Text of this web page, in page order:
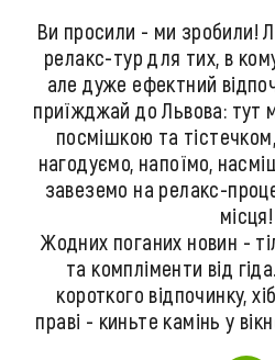
Ви просили - ми зробили!
релакс-тур для тих, в
але дуже ефектний
приїжджай до Львова: тут
посмішкою та
нагодуємо, напоїмо,
завеземо на релакс-
місця!
Жодних поганих новин -
та компліменти від
короткого відпочинку,
праві - киньте камінь у